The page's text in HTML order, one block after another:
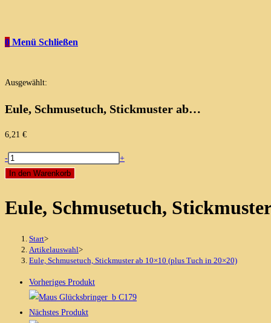
0 Menü Schließen
Ausgewählt:
Eule, Schmusetuch, Stickmuster ab…
6,21 €
Eule,
Schmusetuch,
ab
Tuch
-
+
In den Warenkorb
Eule, Schmusetuch,
Start>
Artikelauswahl>
Eule, Schmusetuch, Stickmuster ab 10×10 (plus Tuch in 20×20)
Vorheriges Produkt
Nächstes Produkt